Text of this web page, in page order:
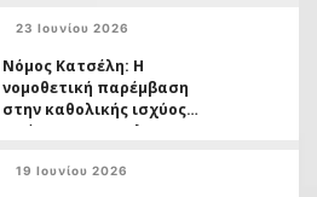
Δανειοληπτών έναντι
23 Ιουνίου 2026
Νόμος Κατσέλη: Η
νομοθετική παρέμβαση
στην καθολικής ισχύος
απόφασης της ΟλΑΠ
ζήτημα των
19 Ιουνίου 2026